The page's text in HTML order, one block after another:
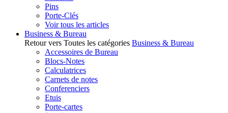
Pins
Porte-Clés
Voir tous les articles
Business & Bureau
Retour vers Toutes les catégories Business & Bureau
Accessoires de Bureau
Blocs-Notes
Calculatrices
Carnets de notes
Conferenciers
Etuis
Porte-cartes